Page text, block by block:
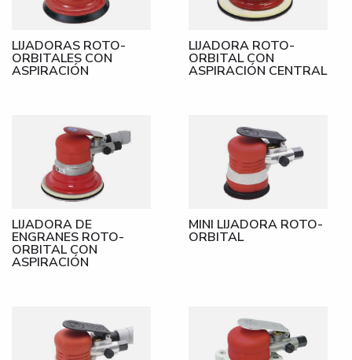
LIJADORAS ROTO-
ORBITALES CON
ASPIRACIÓN
LIJADORA ROTO-
ORBITAL CON
ASPIRACIÓN CENTRAL
LIJADORA DE
ENGRANES ROTO-
ORBITAL CON
ASPIRACIÓN
MINI LIJADORA ROTO-
ORBITAL